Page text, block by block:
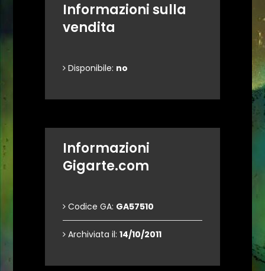
Informazioni sulla
vendita
Disponibile: no
Informazioni
Gigarte.com
Codice GA: GA57510
Archiviata il: 14/10/2011